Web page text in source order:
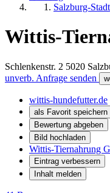
Salzburg-Stadt
Wittis-
Schlenkenstr. 2 5020
unverb. Anfrage senden
wittis-hundefutter.de
als Favorit speichern
Bewertung abgeben
Bild hochladen
Wittis-Tiernahrung
Eintrag verbessern
Inhalt melden